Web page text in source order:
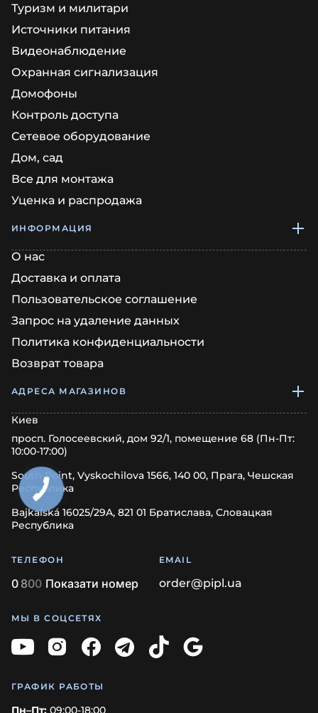
Туризм и милитари
Источники питания
Видеонаблюдение
Охранная сигнализация
Домофоны
Контроль доступа
Сетевое оборудование
Дом, сад
Все для монтажа
Уценка и распродажа
ИНФОРМАЦИЯ
О нас
Доставка и оплата
Пользовательское соглашение
Запрос на удаление данных
Политика конфиденциальности
Возврат товара
АДРЕСА МАГАЗИНОВ
Киев
просп. Голосеевский, дом 92/1, помещение 68 (Пн-Пт:
10:00-17:00)
South Point, Vyskochilova 1566, 140 00, Прага, Чешская
Республика
Bajkalská 16025/29A, 821 01 Братислава, Словацкая
Республика
ТЕЛЕФОН
0 800 Показати номер
EMAIL
order@pipl.ua
МЫ В СОЦСЕТЯХ
ГРАФИК РАБОТЫ
Пн–Пт: 09:00-18:00